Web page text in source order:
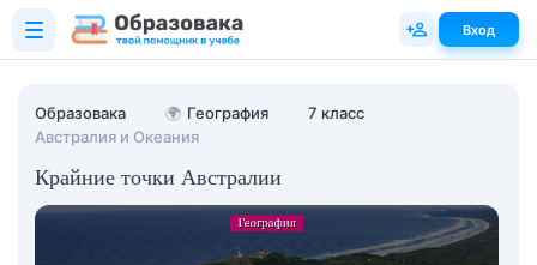
Образовака 🌍 География
7 класс
Австралия и Океания
Крайние точки Австралии
Вход